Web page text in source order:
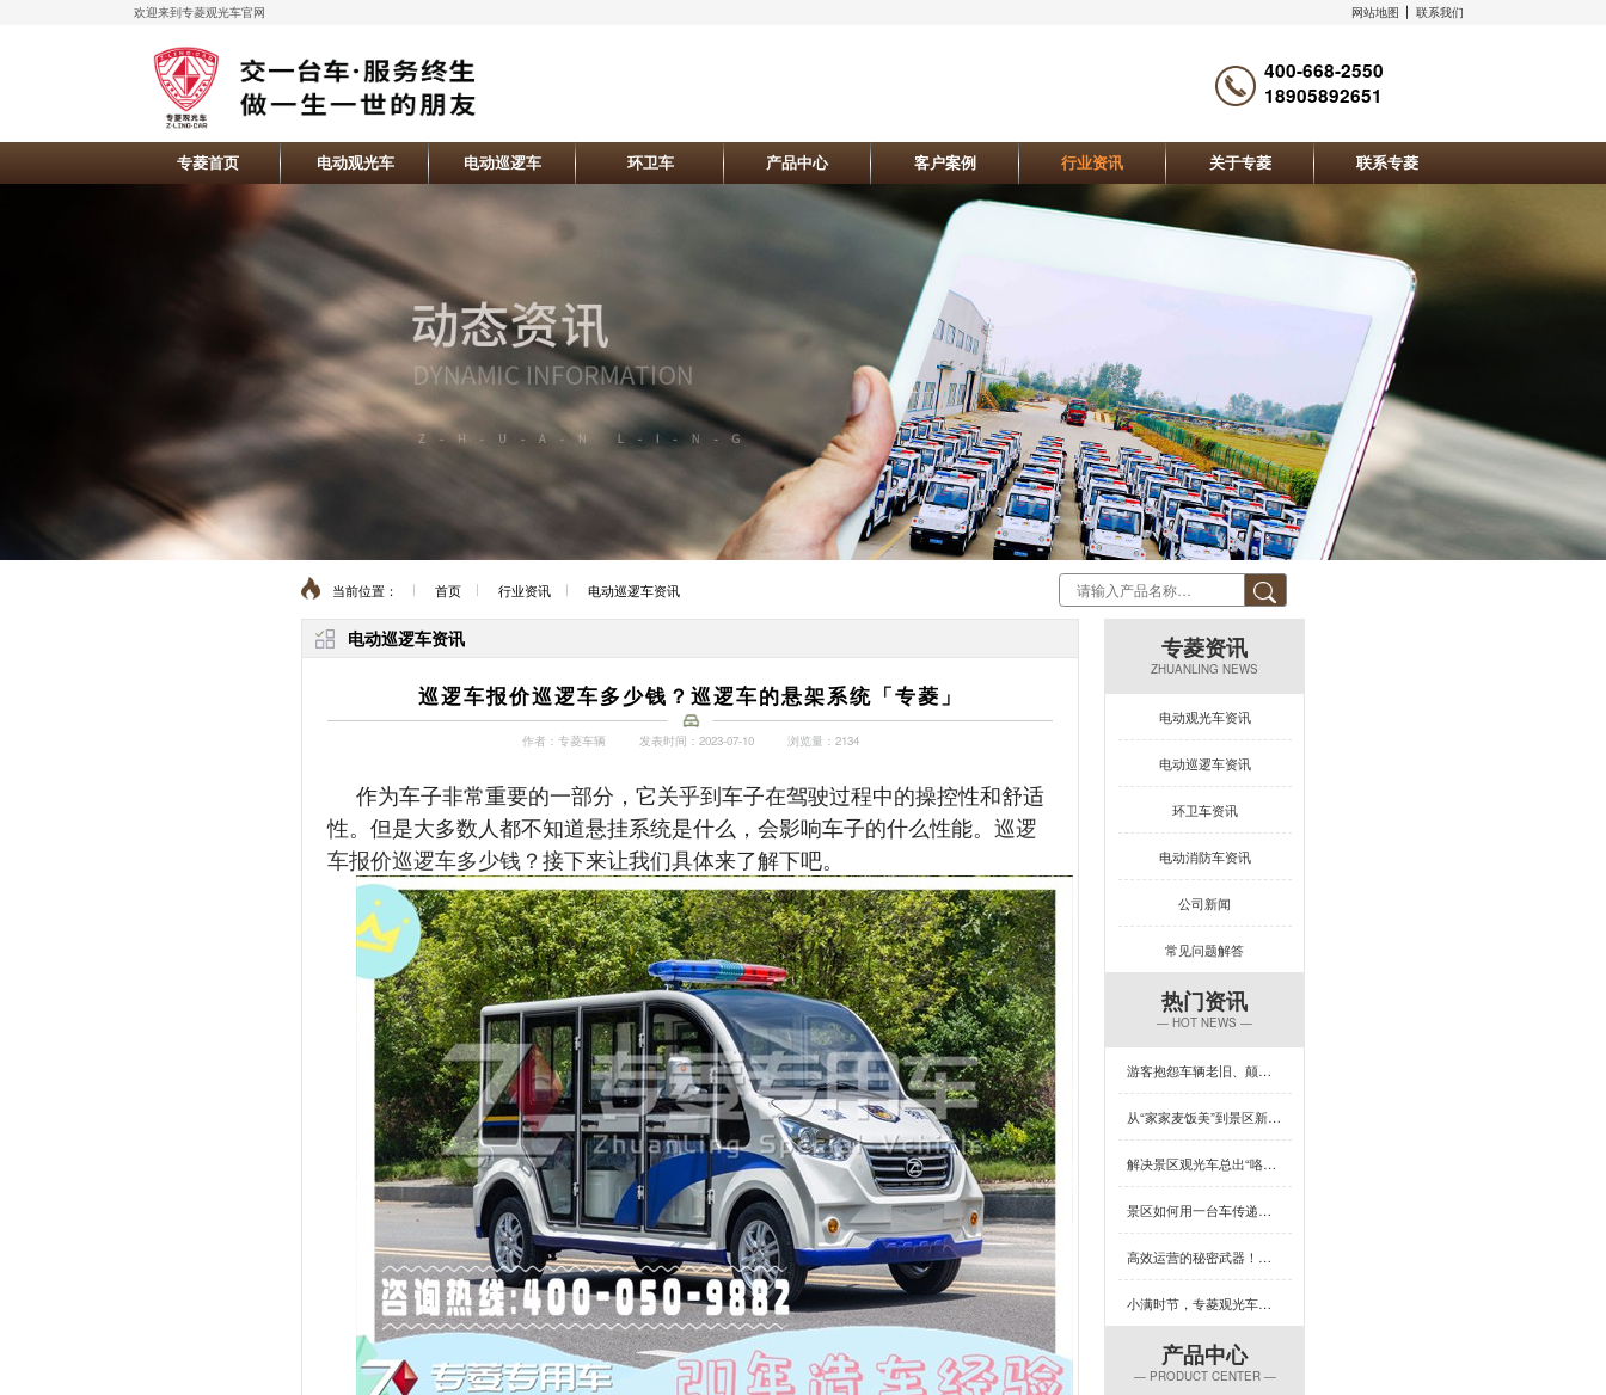
欢迎来到专菱观光车官网 网站地图 联系我们
400-668-2550
18905892651
专菱首页 电动观光车 电动巡逻车 环卫车 产品中心 客户案例 行业资讯 关于专菱 联系专菱
当前位置： 首页 行业资讯 电动巡逻车资讯
电动巡逻车资讯
巡逻车报价巡逻车多少钱？巡逻车的悬架系统「专菱」
作者：专菱车辆 发表时间：2023-07-10 浏览量：2134
作为车子非常重要的一部分，它关乎到车子在驾驶过程中的操控性和舒适
性。但是大多数人都不知道悬挂系统是什么，会影响车子的什么性能。 巡逻
车报价巡逻车多少钱？接下来让我们具体来了解下吧。
专菱资讯
ZHUANLING NEWS
电动观光车资讯
电动巡逻车资讯
环卫车资讯
电动消防车资讯
公司新闻
常见问题解答
热门资讯
— HOT NEWS —
游客抱怨车辆老旧、颠簸？一台让景区复购率飙升的观光车来了！
从“家家麦饭美”到景区新体验，芒种×专菱观光车藏着多少惊喜？
解决景区观光车总出“咯吱响”？竟然可以这样做
景区如何用一台车传递人文关怀？答案藏在专菱观光车的钣金工艺里
高效运营的秘密武器！专菱电动景区观光车赋能景区服务升级
小满时节，专菱观光车钣金品质引领出行新体验
产品中心
— PRODUCT CENTER —